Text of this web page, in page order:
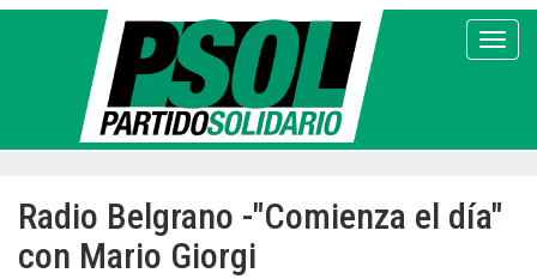
Pasar
Radio Belgrano -"Comienza el día"
con Mario Giorgi